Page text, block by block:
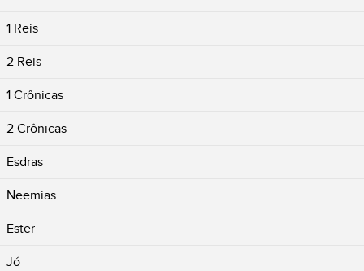
1 Reis
2 Reis
1 Crônicas
2 Crônicas
Esdras
Neemias
Ester
Jó